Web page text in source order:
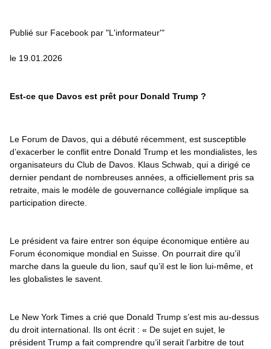
Publié sur Facebook par "L'informateur'"
le 19.01.2026
Est-ce que Davos est prêt pour Donald Trump ?
Le Forum de Davos, qui a débuté récemment, est susceptible
d’exacerber le conflit entre Donald Trump et les mondialistes, les
organisateurs du Club de Davos. Klaus Schwab, qui a dirigé ce
dernier pendant de nombreuses années, a officiellement pris sa
retraite, mais le modèle de gouvernance collégiale implique sa
participation directe.
Le président va faire entrer son équipe économique entière au
Forum économique mondial en Suisse. On pourrait dire qu’il
marche dans la gueule du lion, sauf qu’il est le lion lui-même, et
les globalistes le savent.
Le New York Times a crié que Donald Trump s’est mis au-dessus
du droit international. Ils ont écrit : « De sujet en sujet, le
président Trump a fait comprendre qu’il serait l’arbitre de tout